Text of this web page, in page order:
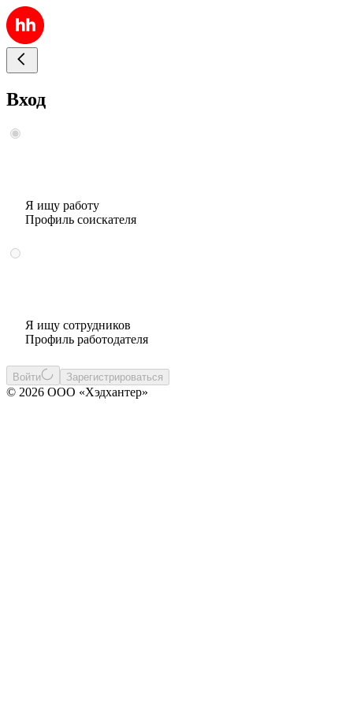
Вход
Я ищу работу
Профиль соискателя
Я ищу сотрудников
Профиль работодателя
Войти Зарегистрироваться
© 2026 ООО «Хэдхантер»